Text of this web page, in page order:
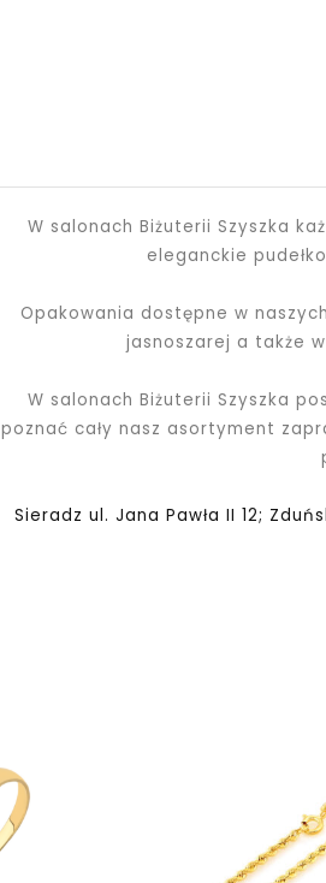
W salonach Biżuterii Szyszka
eleganckie
Opakowania dostępne w
jasnoszarej a także
W salonach Biżuterii Szyszka
poznać cały nasz asortyment
Sieradz ul. Jana Pawła II 12;